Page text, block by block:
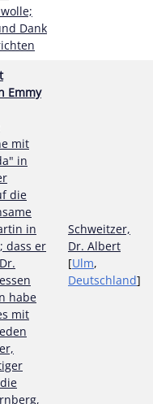
Dank
Emmy
mit
in
die
in
dass er
habe
mit
Schweitzer,
Dr. Albert
[Ulm,
Deutschland]